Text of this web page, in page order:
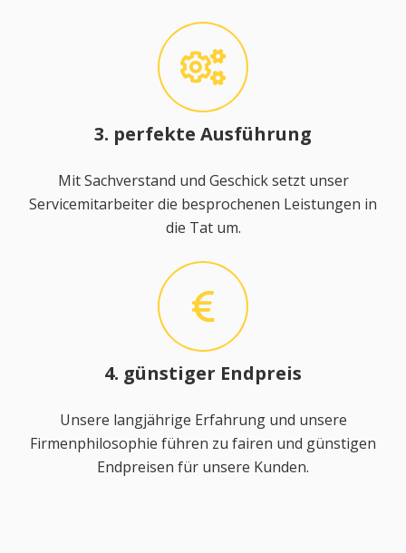
3. perfekte Ausführung
Mit Sachverstand und Geschick setzt unser
Servicemitarbeiter die besprochenen Leistungen in
die Tat um.
4. günstiger Endpreis
Unsere langjährige Erfahrung und unsere
Firmenphilosophie führen zu fairen und günstigen
Endpreisen für unsere Kunden.